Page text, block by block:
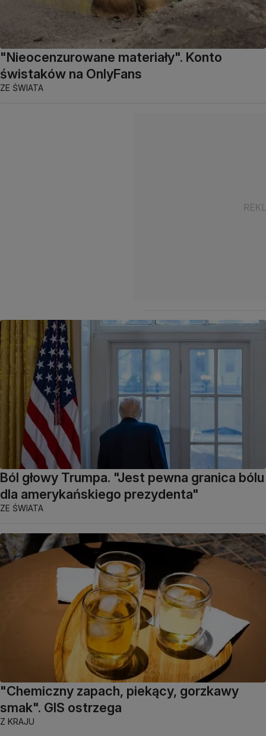
"Nieocenzurowane materiały". Konto
świstaków na OnlyFans
ZE ŚWIATA
Ból głowy Trumpa. "Jest pewna granica bólu
dla amerykańskiego prezydenta"
ZE ŚWIATA
"Chemiczny zapach, piekący, gorzkawy
smak". GIS ostrzega
Z KRAJU